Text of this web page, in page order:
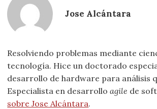
Jose Alcántara
Resolviendo problemas mediante
tecnología. Hice un doctorado
desarrollo de hardware para análisis
Especialista en desarrolloagile de
sobre Jose Alcántara.